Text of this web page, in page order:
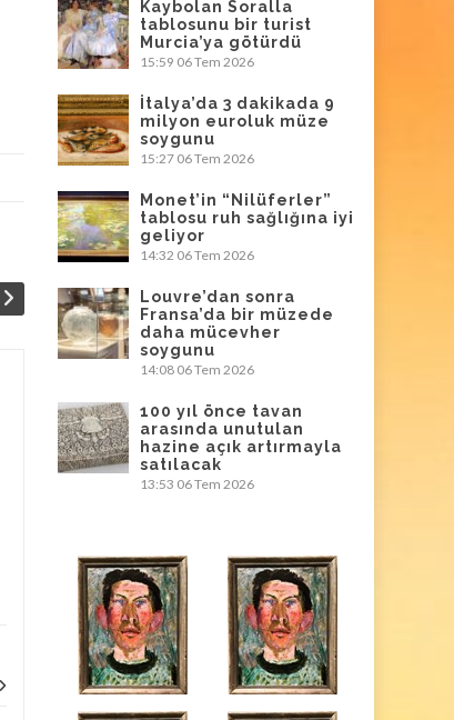
06
TEM
Fransa’da bir
müzede daha
mücevher soygunu
soygunu. Fransız lüks cam
üreticisi Lalique’in
müzesinde pazar günü...
Haberler,Kültür Yaşam,Müzeler...
Devam
Kaybolan Soralla
tablosunu bir turist
Murcia’ya götürdü
15:59 06 Tem 2026
İtalya’da 3 dakikada 9
milyon euroluk müze
soygunu
15:27 06 Tem 2026
Monet’in “Nilüferler”
tablosu ruh sağlığına iyi
geliyor
14:32 06 Tem 2026
Louvre’dan sonra
Fransa’da bir müzede
daha mücevher
soygunu
14:08 06 Tem 2026
100 yıl önce tavan
arasında unutulan
hazine açık artırmayla
satılacak
13:53 06 Tem 2026